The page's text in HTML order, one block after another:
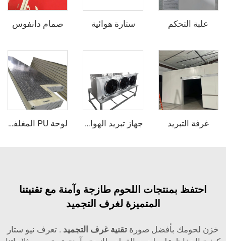
ستارة هوائية صمام دانفوس
جهاز تبريد الهواء بالتبخير لوحة PU المغلفة بالمعدن
بمنتجات اللحوم طازجة وآمنة مع تقنيتنا
المتميزة لغرف التجميد
بأفضل صورةتقنية غرف التجميد . تعرف نيو ستار